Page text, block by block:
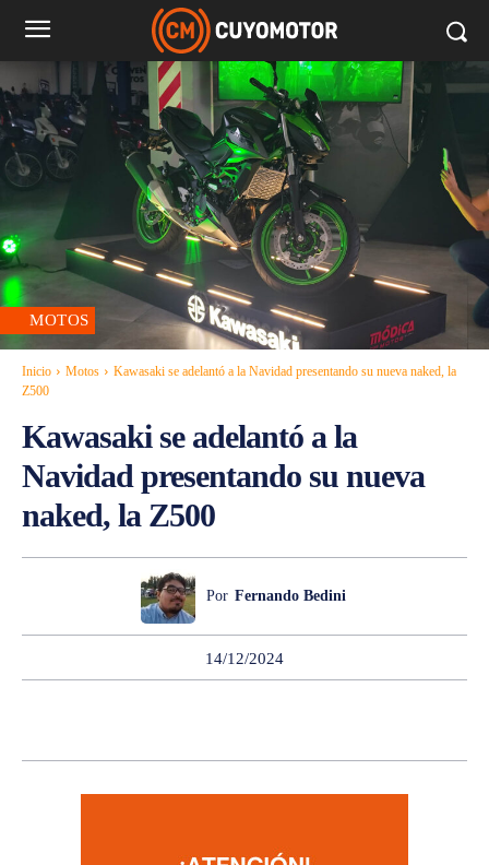
MOTOS
Inicio Motos
Kawasaki se adelantó a la Navidad presentando su nueva naked, la
Z500
Kawasaki se adelantó a la
Navidad presentando su nueva
naked, la Z500
Por Fernando Bedini
14/12/2024